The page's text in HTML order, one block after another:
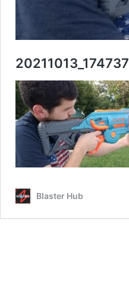
20211013_174737
Blaster Hub